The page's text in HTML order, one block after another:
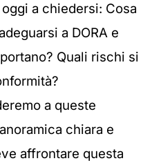
a chiedersi: Cosa
a DORA e
Quali rischi si
a queste
chiara e
affrontare questa